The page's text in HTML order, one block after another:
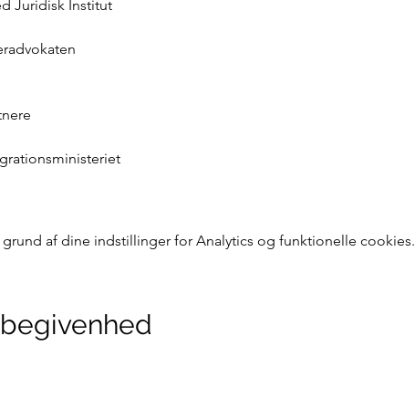
Juridisk Institut
af dine indstillinger for Analytics og funktionelle cookies.